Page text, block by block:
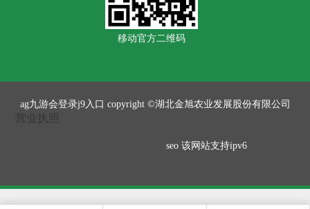
移动官方二维码
ag九游会登录j9入口 copyright ©湖北金旭农业发展股份有限公司
营业执照
seo 该网站支持ipv6